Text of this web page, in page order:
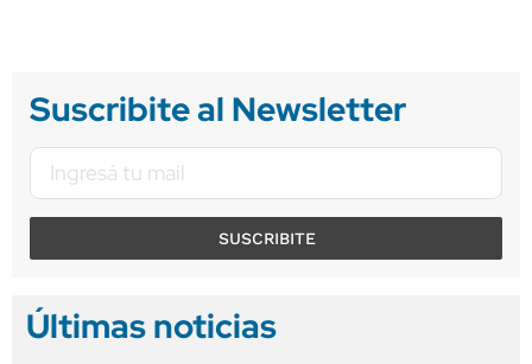
Suscribite al Newsletter
SUSCRIBITE
Últimas noticias